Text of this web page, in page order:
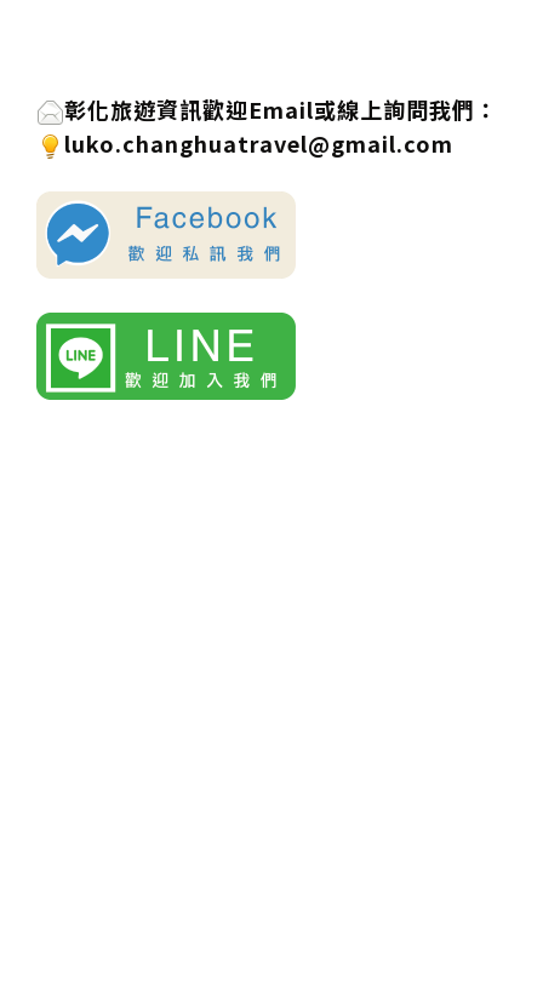
彰化旅遊資訊歡迎Email或線上詢問我們 ：
luko.changhuatravel@gmail.com